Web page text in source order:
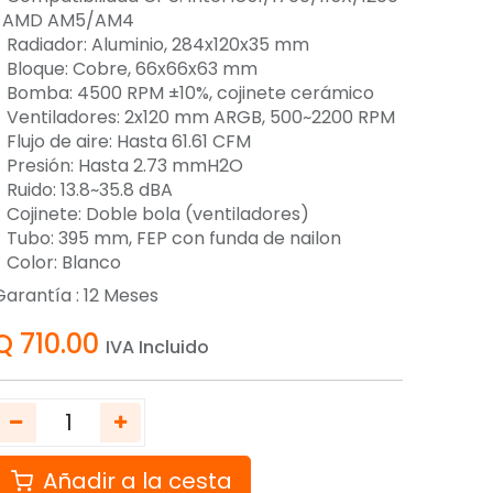
AM5/AM4
Aluminio, 284x120x35 mm
Cobre, 66x66x63 mm
4500 RPM ±10%, cojinete cerámico
2x120 mm ARGB, 500~2200 RPM
de aire: Hasta 61.61 CFM
Hasta 2.73 mmH2O
13.8~35.8 dBA
Doble bola (ventiladores)
395 mm, FEP con funda de nailon
Blanco
: 12Meses
710.00 IVA Incluido
Añadir a la cesta